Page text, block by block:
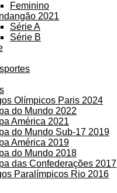
Feminino
2021
Série A
Série B
Olímpicos Paris 2024
do Mundo 2022
América 2021
do Mundo Sub-17 2019
América 2019
do Mundo 2018
das Confederações 2017
Paralímpicos Rio 2016